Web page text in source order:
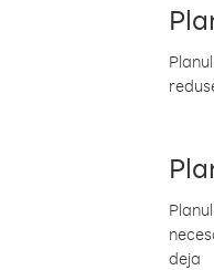
deja